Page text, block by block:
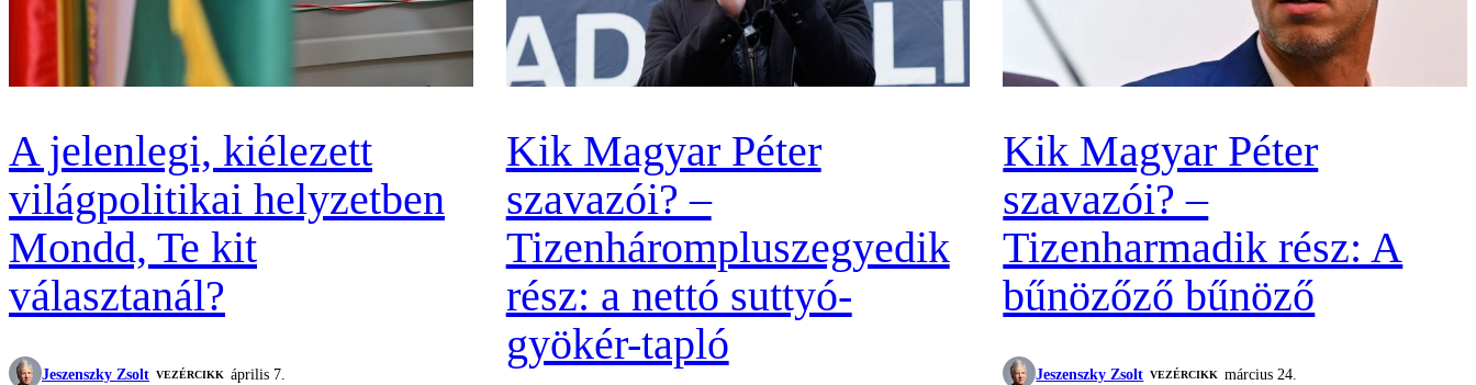
A jelenlegi, kiélezett
világpolitikai helyzetben
Mondd, Te kit
választanál?
Jeszenszky Zsolt VEZÉRCIKK április 7.
Kik Magyar Péter
szavazói? –
Tizenhárompluszegyedik
rész: a nettó suttyó-
gyökér-tapló
Kik Magyar Péter
szavazói? –
Tizenharmadik rész: A
bűnözőző bűnöző
Jeszenszky Zsolt VEZÉRCIKK március 24.